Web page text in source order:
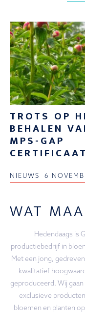
TROTS OP
BEHALEN
MPS-GAP
CERTIFICAAT
NIEUWS 6
WAT
Hedendaags is
productiebedrijf in
Met een jong,
kwalitatief
geproduceerd. Wij
exclusieve
bloemen en planten